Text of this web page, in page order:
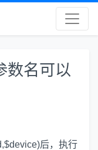
数名可以
后，执行